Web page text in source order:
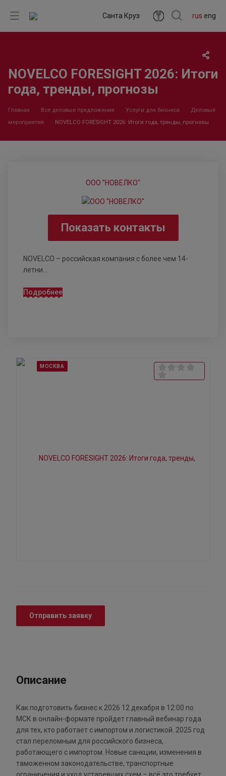
rus eng
Санта Круз
NOVELCO FORESIGHT 2026: Итоги
года, тренды, прогнозы
Главная Все деловые предложения Услуги для бизнеса
Деловые
мероприятия
NOVELCO FORESIGHT 2026: Итоги года, тренды, прогнозы
ООО "НОВЕЛКО"
Показать контакты
NOVELCO – российская компания с более чем 14-
летни...
Подробнее
МОСКВА
Отправить заявку
Описание
Как подготовить бизнес к 2026 12 декабря в 12:00 по
МСК в онлайн-формате пройдет главный вебинар года
для тех, кто работает с импортом и логистикой. 2025 год
стал переломным для российского бизнеса,
работающего с импортом. Новые санкции, изменения в
таможенном законодательстве, транспортные